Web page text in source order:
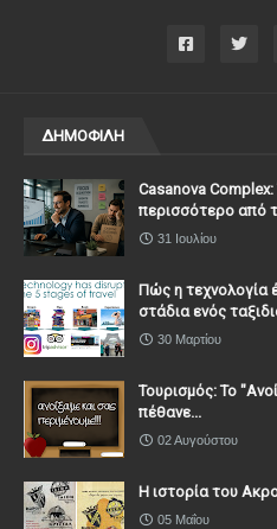
ΔΗΜΟΦΙΛΗ
Casanova
περισσότερο από
31 Ιουλίου
Πώς η τεχνολογία
στάδια ενός
30 Μαρτίου
Τουρισμός: Το
πέθανε...
02 Αυγούστου
Η ιστορία του
05 Μαΐου